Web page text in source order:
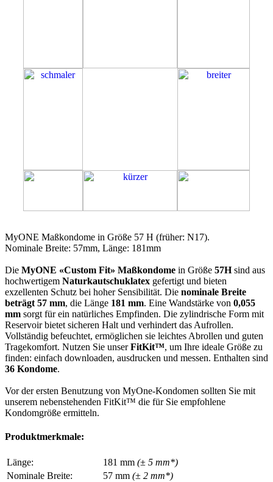
MyONE Maßkondome in Größe 57 H (früher: N17).
Nominale Breite: 57mm, Länge: 181mm
Die MyONE «Custom Fit» Maßkondome in Größe 57Hsind aus
hochwertigem Naturkautschuklatex gefertigt und bieten
exzellenten Schutz bei hoher Sensibilität. Die nominale Breite
beträgt 57 mm, die Länge 181 mm. Eine Wandstärke von 0,055
mm sorgt für ein natürliches Empfinden. Die zylindrische Form mit
Reservoir bietet sicheren Halt und verhindert das Aufrollen.
Vollständig befeuchtet, ermöglichen sie leichtes Abrollen und guten
Tragekomfort. Nutzen Sie unserFitKit™, um Ihre ideale Größe zu
finden: einfach downloaden, ausdrucken und messen. Enthalten sind
36 Kondome.
Vor der ersten Benutzung von MyOne-Kondomen sollten Sie mit
unserem nebenstehenden FitKit™ die für Sie empfohlene
Kondomgröße ermitteln.
Produktmerkmale:
Länge: 181 mm (± 5 mm*)
Nominale Breite:
57 mm (± 2 mm*)